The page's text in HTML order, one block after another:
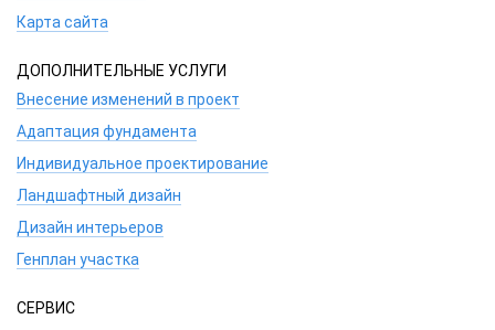
Карта сайта
ДОПОЛНИТЕЛЬНЫЕ УСЛУГИ
Внесение изменений в проект
Адаптация фундамента
Индивидуальное проектирование
Ландшафтный дизайн
Дизайн интерьеров
Генплан участка
СЕРВИС